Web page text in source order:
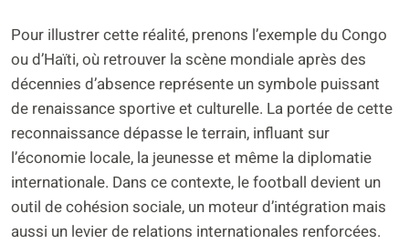
Pour illustrer cette réalité, prenons l’exemple du Congo
ou d’Haïti, où retrouver la scène mondiale après des
décennies d’absence représente un symbole puissant
de renaissance sportive et culturelle. La portée de cette
reconnaissance dépasse le terrain, influant sur
l’économie locale, la jeunesse et même la diplomatie
internationale. Dans ce contexte, le football devient un
outil de cohésion sociale, un moteur d’intégration mais
aussi un levier de relations internationales renforcées.